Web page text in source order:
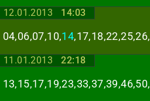
12.01.2013 14:03
04,06,07,10,14,17,18,22,25,26,
11.01.2013 22:18
13,15,17,19,23,33,37,39,46,50,